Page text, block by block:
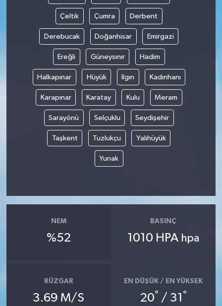
Çeltik Çumra Derbent
Derebucak Doğanhisar Emirgazi
Ereğli Güneysınır Hadim
Halkapınar Hüyük Ilgın Kadınhanı
Karapınar Karatay Kulu Meram
Sarayönü Selçuklu Seydişehir
Taşkent Tuzlukçu Yalıhüyük
Yunak
NEM
%52
BASINÇ
1010 HPA hpa
RÜZGAR
3.69 M/S
EN DÜŞÜK / EN YÜKSEK
20° / 31 °